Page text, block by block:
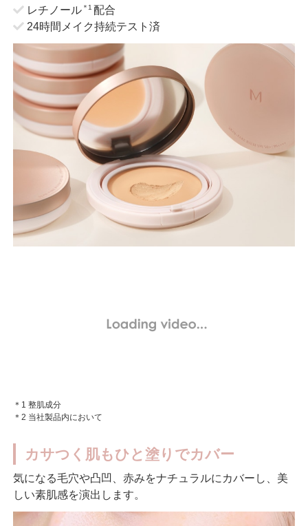
レチノール ＊1 配合
24時間メイク持続テスト済
＊1 整肌成分
＊2 当社製品内において
カサつく肌もひと塗りでカバー
気になる毛穴や凸凹、赤みをナチュラルにカバーし、美
しい素肌感を演出します。